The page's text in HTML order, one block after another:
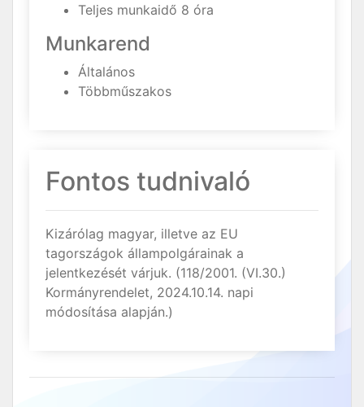
Teljes munkaidő 8 óra
Munkarend
Általános
Többműszakos
Fontos tudnivaló
Kizárólag magyar, illetve az EU
tagországok állampolgárainak a
jelentkezését várjuk. (118/2001. (VI.30.)
Kormányrendelet, 2024.10.14. napi
módosítása alapján.)